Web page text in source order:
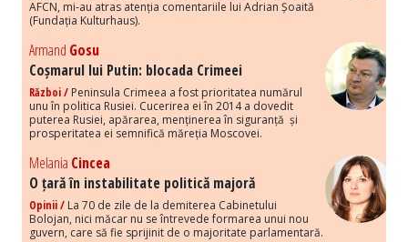
AFCN, mi-au atras atenția comentariile lui Adrian Șoaită
(Fundația Kulturhaus).
Armand Gosu
Coșmarul lui Putin: blocada Crimeei
Război / Peninsula Crimeea a fost prioritatea numărul
unu în politica Rusiei. Cucerirea ei în 2014 a dovedit
puterea Rusiei, apărarea, menținerea în siguranță și
prosperitatea ei semnifică măreția Moscovei.
Melania Cincea
O țară în instabilitate politică majoră
Opinii / La 70 de zile de la demiterea Cabinetului
Bolojan, nici măcar nu se întrevede formarea unui nou
guvern, care să fie sprijinit de o majoritate parlamentară.